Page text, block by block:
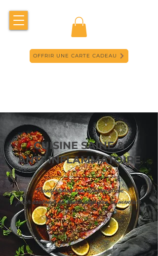
OFFRIR UNE CARTE CADEAU
CUISINE SAINE &
ANTI-INFLAMMATOIRE
Transformer son alimentation
pour soutenir sa santé physique et mentale